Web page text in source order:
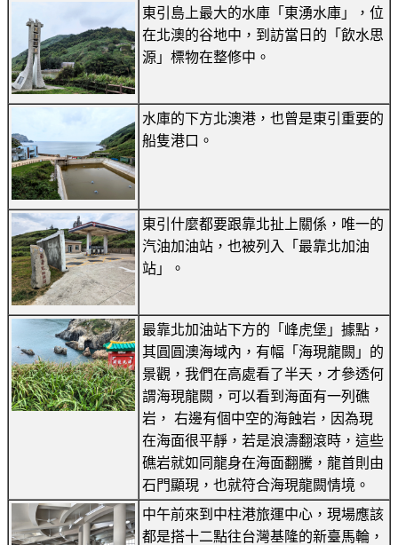
東引島上最大的水庫「東湧水庫」，位
在北澳的谷地中，到訪當日的「飲水思
源」標物在整修中。
水庫的下方北澳港，也曾是東引重要的
船隻港口。
東引什麼都要跟靠北扯上關係，唯一的
汽油加油站，也被列入「最靠北加油
站」。
最靠北加油站下方的「峰虎堡」據點，
其圓圓澳海域內，有幅「海現龍闕」的
景觀，我們在高處看了半天，才參透何
謂海現龍闕，可以看到海面有一列礁
岩， 右邊有個中空的海蝕岩，因為現
在海面很平靜，若是浪濤翻滾時，這些
礁岩就如同龍身在海面翻騰，龍首則由
石門顯現，也就符合海現龍闕情境。
中午前來到中柱港旅運中心，現場應該
都是搭十二點往台灣基隆的新臺馬輪，